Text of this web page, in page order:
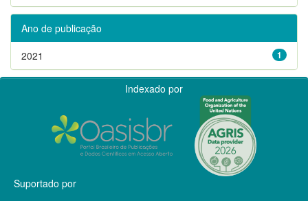
Ano de publicação
1
2021
Indexado por
Suportado por